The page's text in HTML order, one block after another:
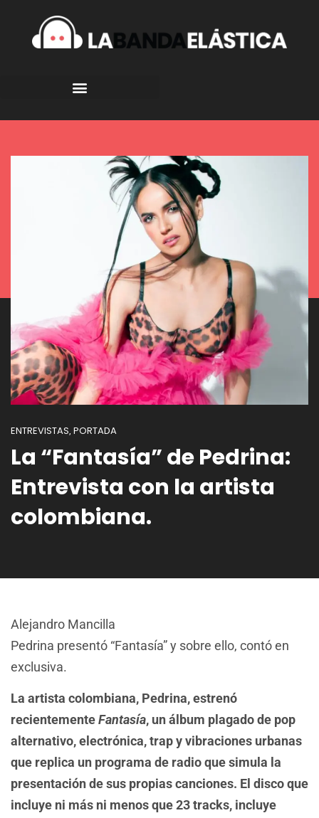
ENTREVISTAS, PORTADA
La “Fantasía” de Pedrina:
Entrevista con la artista
colombiana.
Alejandro Mancilla
Pedrina presentó “Fantasía” y sobre ello, contó en
exclusiva.
La artista colombiana, Pedrina, estrenó
recientementeFantasía, un álbum plagado de pop
alternativo, electrónica, trap y vibraciones urbanas
que replica un programa de radio que simula la
presentación de sus propias canciones. El disco que
incluye ni más ni menos que 23 tracks, incluye